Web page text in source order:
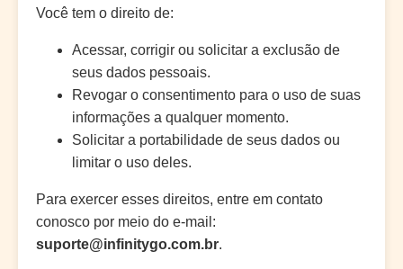
Você tem o direito de:
Acessar, corrigir ou solicitar a exclusão de
seus dados pessoais.
Revogar o consentimento para o uso de suas
informações a qualquer momento.
Solicitar a portabilidade de seus dados ou
limitar o uso deles.
Para exercer esses direitos, entre em contato
conosco por meio do e-mail:
suporte@infinitygo.com.br.